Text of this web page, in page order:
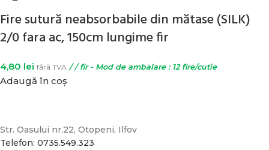
Fire sutură neabsorbabile din mătase (SILK)
2/0 fara ac, 150cm lungime fir
4,80 lei fără TVA / / fir - Mod de ambalare : 12 fire/cutie
Adaugă în coș
Str. Oasului nr.22, Otopeni, Ilfov
Telefon: 0735.549.323